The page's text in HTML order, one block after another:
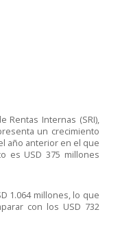
Rentas Internas (SRI),
un crecimiento
año anterior en el que
es USD 375 millones
1.064 millones, lo que
con los USD 732